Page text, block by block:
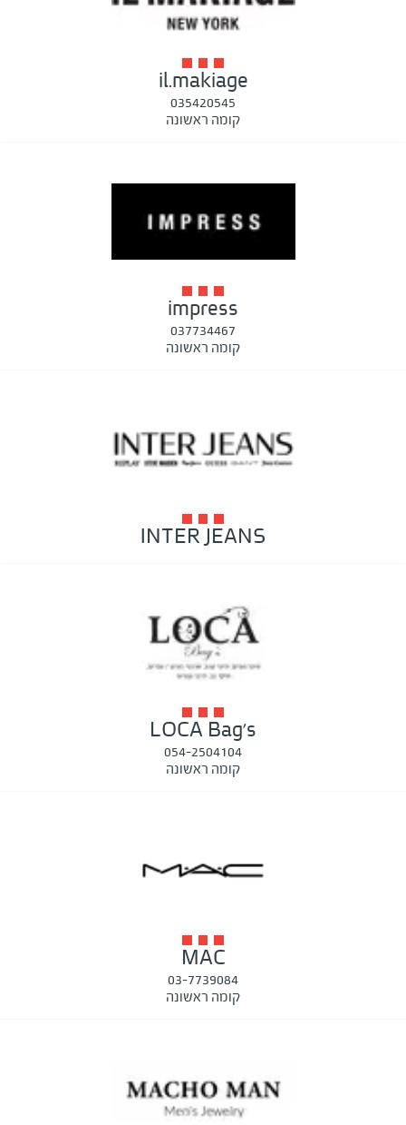
il.makiage
035420545
קומה ראשונה
impress
037734467
קומה ראשונה
INTER JEANS
LOCA Bag's
054-2504104
קומה ראשונה
MAC
03-7739084
קומה ראשונה